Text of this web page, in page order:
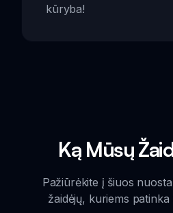
kūryba!
Ką Mūsų
Pažiūrėkite į šiuos
žaidėjų, kuriems